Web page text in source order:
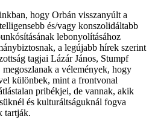
hogy Orbán visszanyúlt a
és/vagy konszolidáltabb
lebonyolításához
a legújabb hírek szerint
tagjai Lázár János, Stumpf
a vélemények, hogy
különbek, mint a frontvonal
pribékjei, de vannak, akik
és kulturáltságuknál fogva
tartják.